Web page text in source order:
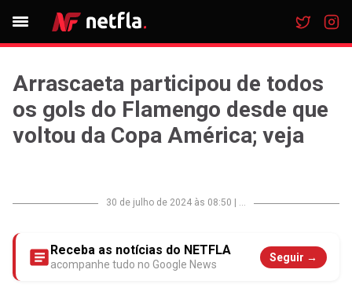
Arrascaeta participou de todos
os gols do Flamengo desde que
voltou da Copa América; veja
30 de julho de 2024 às 08:50 ...
Receba as notícias do NETFLA
acompanhe tudo no Google News
Seguir →